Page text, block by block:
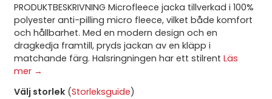
PRODUKTBESKRIVNING Microfleece jacka tillverkad i 100%
polyester anti-pilling micro fleece, vilket både komfort
och hållbarhet. Med en modern design och en
dragkedja framtill, pryds jackan av en kläpp i
matchande färg. Halsringningen har ett stilrentLäs
mer →
Välj storlek (Storleksguide)